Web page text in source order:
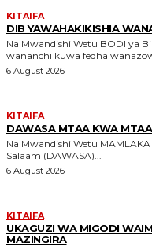
KITAIFA
DIB YAWAHAKIKISHIA
Na Mwandishi Wetu BODI ya Bima ya Amana (DIB) imewahakikishia
wananchi kuwa fedha
6 August 2026
KITAIFA
DAWASA MTAA KWA
Na Mwandishi Wetu MAMLAKA ya Majisafi na Usafi wa Mazingira Dar es
Salaam (DAWASA)...
6 August 2026
KITAIFA
UKAGUZI WA MIGODI
MAZINGIRA